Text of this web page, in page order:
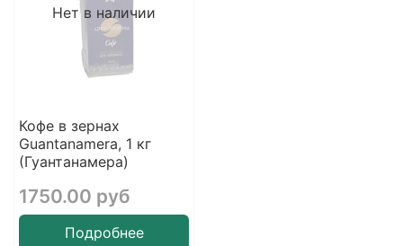
Нет в наличии
Кофе в зернах
Guantanamera, 1 кг
(Гуантанамера)
1750.00 руб
Подробнее